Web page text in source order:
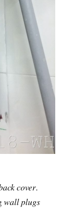
cover.
wall plugs